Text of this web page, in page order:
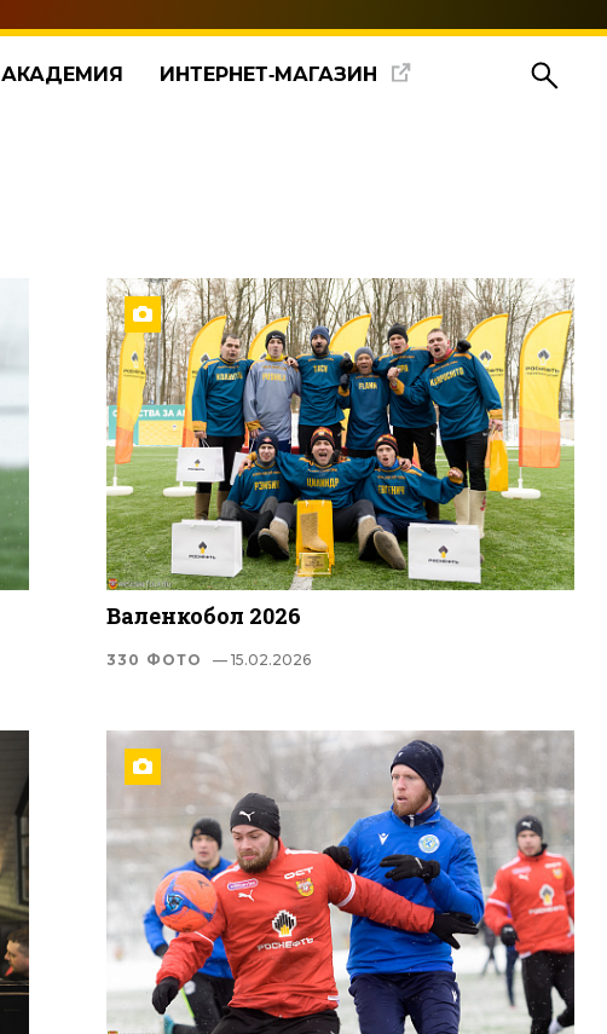
АКАДЕМИЯ ИНТЕРНЕТ‑МАГАЗИН
Валенкобол 2026
330 ФОТО — 15.02.2026